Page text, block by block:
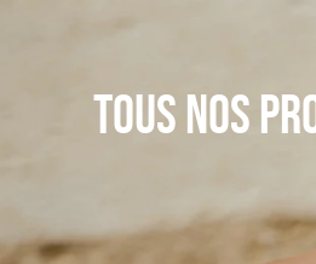
Tous nos